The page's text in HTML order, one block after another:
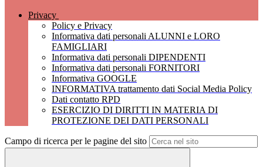
Privacy
Policy e Privacy
Informativa dati personali ALUNNI e LORO
FAMIGLIARI
Informativa dati personali DIPENDENTI
Informativa dati personali FORNITORI
Informativa GOOGLE
INFORMATIVA trattamento dati Social Media Policy
Dati contatto RPD
ESERCIZIO DI DIRITTI IN MATERIA DI
PROTEZIONE DEI DATI PERSONALI
Campo di ricerca per le pagine del sito